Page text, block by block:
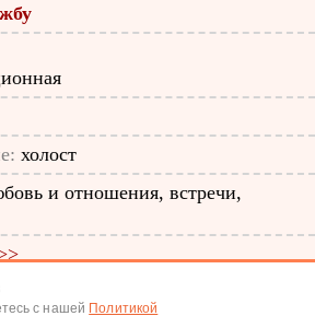
холост
и отношения, встречи,
с нашей Политикой